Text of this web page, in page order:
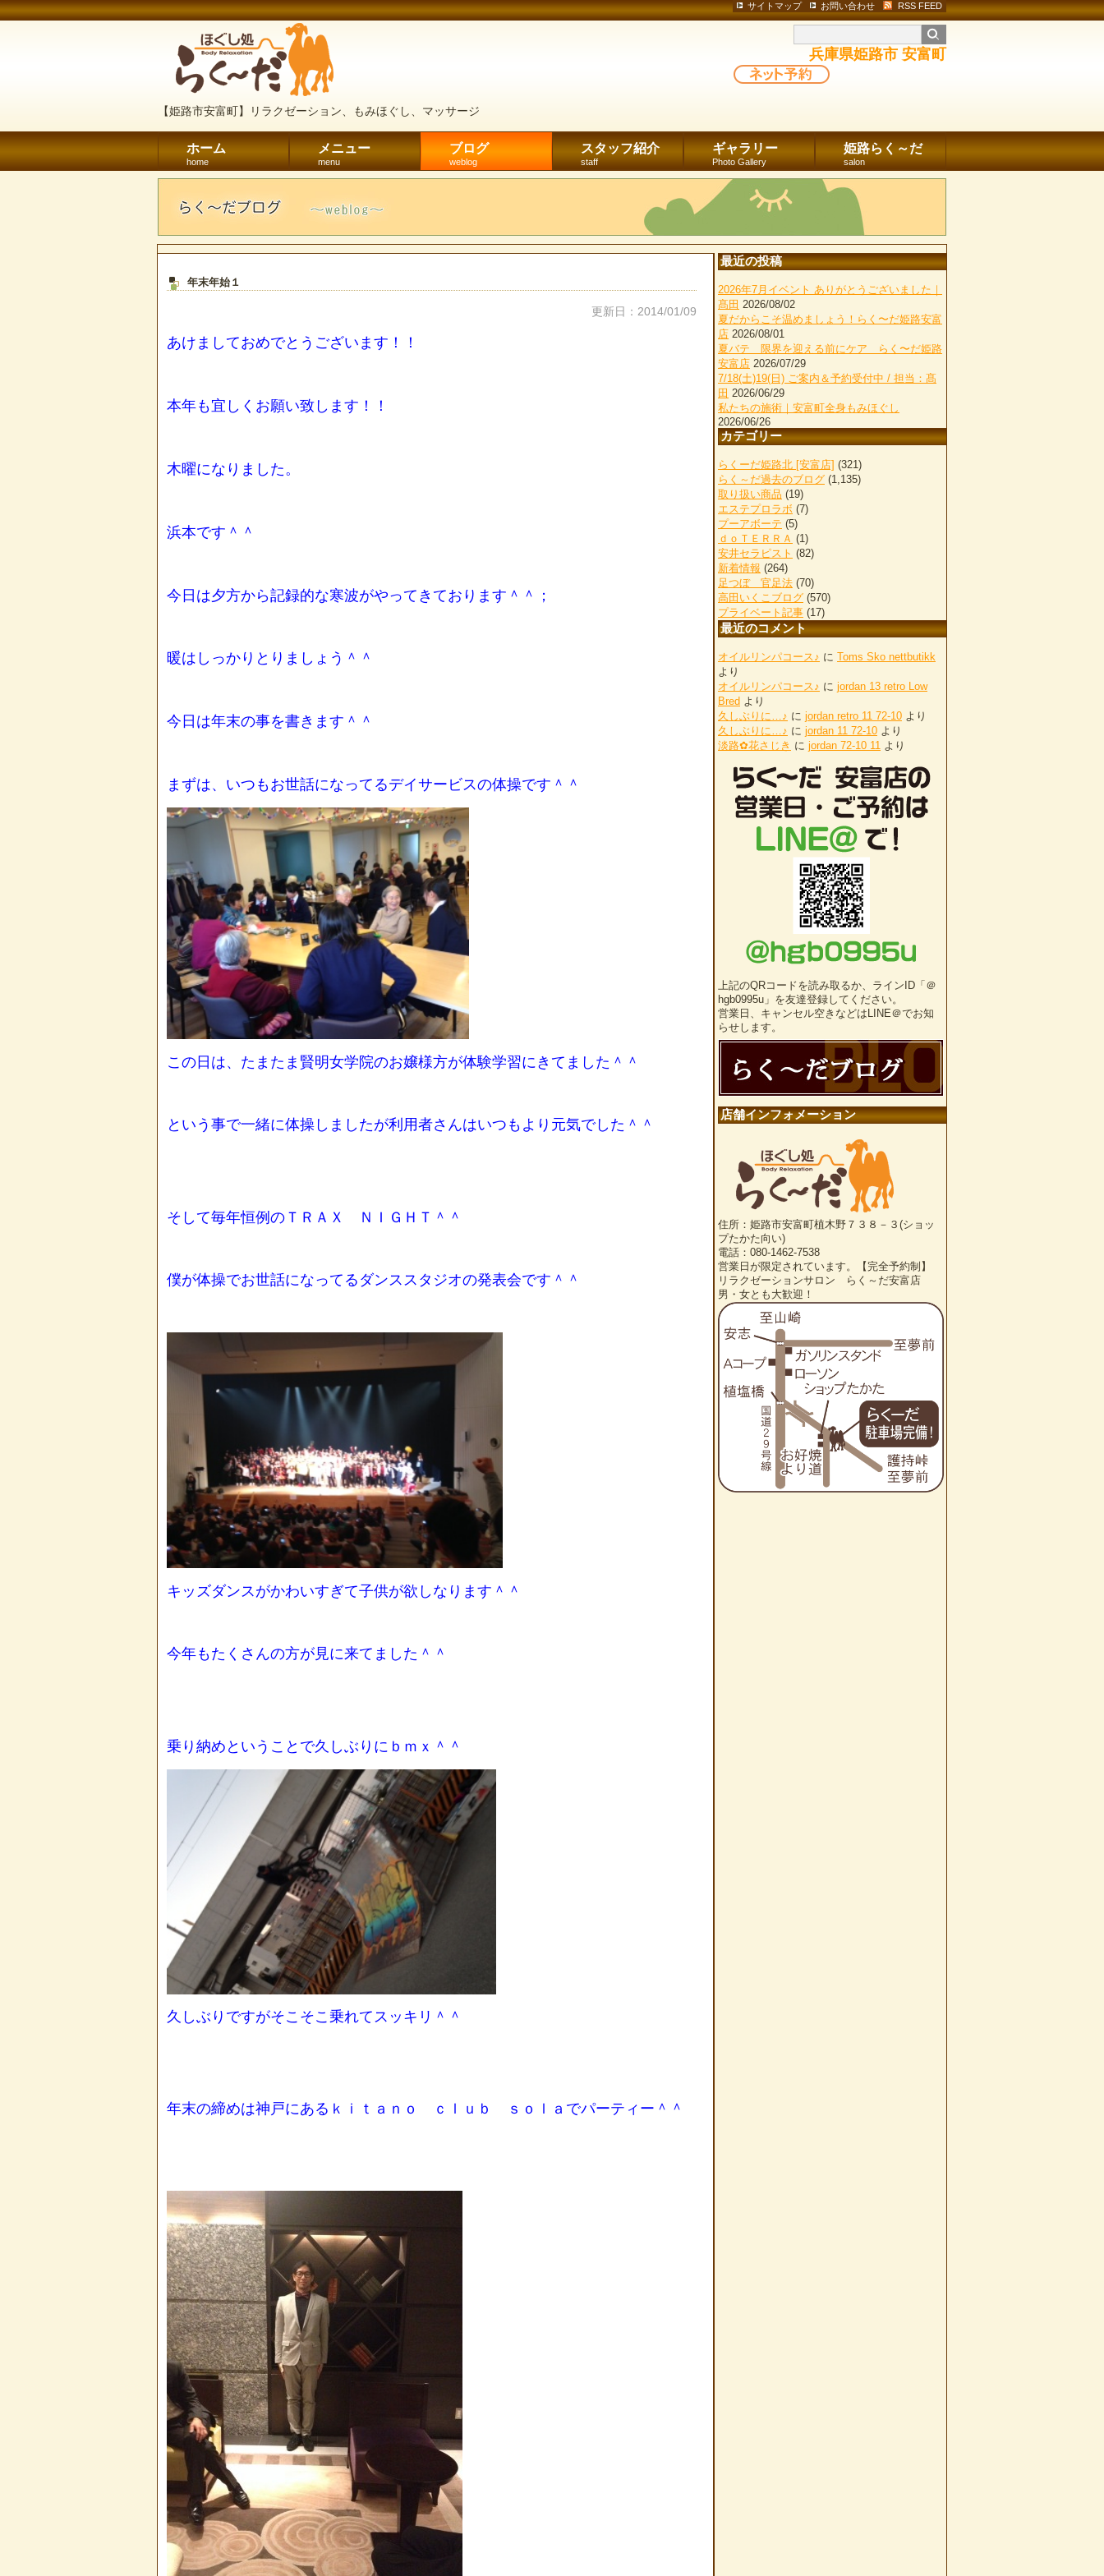
【姫路市安富町】リラクゼーション、もみほぐし、マッサージ
サイトマップ お問い合わせ RSS FEED
兵庫県姫路市 安富町
ホーム
home
メニュー
menu
ブログ
weblog
スタッフ紹介
staff
ギャラリー
Photo Gallery
姫路らく～だ
salon
年末年始１
更新日：2014/01/09
あけましておめでとうございます！！
本年も宜しくお願い致します！！
木曜になりました。
浜本です＾＾
今日は夕方から記録的な寒波がやってきております＾＾；
暖はしっかりとりましょう＾＾
今日は年末の事を書きます＾＾
まずは、いつもお世話になってるデイサービスの体操です＾＾
この日は、たまたま賢明女学院のお嬢様方が体験学習にきてました＾＾
という事で一緒に体操しましたが利用者さんはいつもより元気でした＾＾
そして毎年恒例のＴＲＡＸ ＮＩＧＨＴ＾＾
僕が体操でお世話になってるダンススタジオの発表会です＾＾
キッズダンスがかわいすぎて子供が欲しなります＾＾
今年もたくさんの方が見に来てました＾＾
乗り納めということで久しぶりにｂｍｘ＾＾
久しぶりですがそこそこ乗れてスッキリ＾＾
年末の締めは神戸にあるｋｉｔａｎｏ ｃｌｕｂ ｓｏｌａでパーティー＾＾
最近の投稿
2026年7月イベント ありがとうございました｜
髙田 2026/08/02
夏だからこそ温めましょう！らく〜だ姫路安富
店 2026/08/01
夏バテ 限界を迎える前にケア らく〜だ姫路
安富店 2026/07/29
7/18(土)19(日) ご案内＆予約受付中 / 担当：髙
田 2026/06/29
私たちの施術｜安富町全身もみほぐし
2026/06/26
カテゴリー
らくーだ姫路北 [安富店] (321)
らく～だ過去のブログ (1,135)
取り扱い商品 (19)
エステプロラボ (7)
プーアボーテ (5)
ｄｏＴＥＲＲＡ (1)
安井セラピスト (82)
新着情報 (264)
足つぼ 官足法 (70)
高田いくこブログ (570)
プライベート記事 (17)
最近のコメント
オイルリンパコース♪ に Toms Sko nettbutikk
より
オイルリンパコース♪ に jordan 13 retro Low
Bred より
久しぶりに…♪ に jordan retro 11 72-10 より
久しぶりに…♪ に jordan 11 72-10 より
淡路✿花さじき に jordan 72-10 11 より
上記のQRコードを読み取るか、ラインID「＠
hgb0995u」を友達登録してください。
営業日、キャンセル空きなどはLINE＠でお知
らせします。
店舗インフォメーション
住所：姫路市安富町植木野７３８－３(ショッ
プたかた向い)
電話：080-1462-7538
営業日が限定されています。【完全予約制】
リラクゼーションサロン らく～だ安富店
男・女とも大歓迎！